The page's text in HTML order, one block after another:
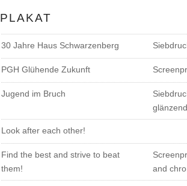
PLAKAT
30 Jahre Haus Schwarzenberg
PGH Glühende Zukunft
Jugend im Bruch
Look after each other!
Find the best and strive to beat
them!
and